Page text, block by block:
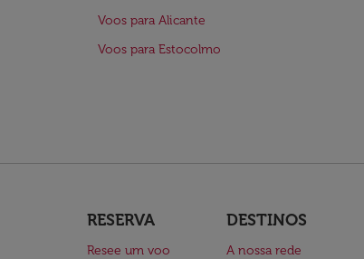
Voos para Alicante
Voos para Estocolmo
RESERVA
Resee um voo
DESTINOS
A nossa rede